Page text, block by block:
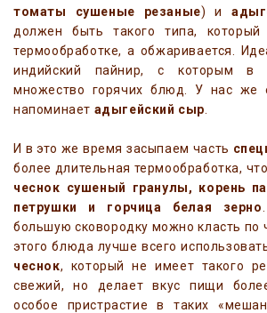
томаты сушеные резаные) и
должен быть такого типа, который
термообработке, а обжаривается.
индийский пайнир, с которым в
множество горячих блюд. У нас же
напоминает адыгейский сыр
И в это же время засыпаем часть
более длительная термообработка,
чеснок сушеный гранулы, корень
петрушки и горчица белая зерно
большую сковородку можно класть по
этого блюда лучше всего
чеснок, который не имеет такого
свежий, но делает вкус пищи
особое пристрастие в таких